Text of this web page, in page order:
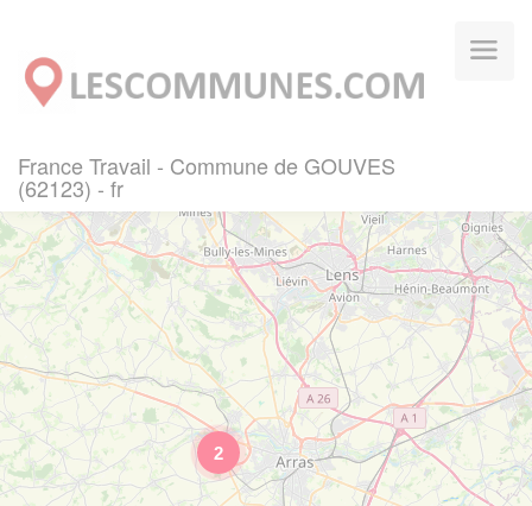
France Travail - Commune de GOUVES
(62123) - fr
2